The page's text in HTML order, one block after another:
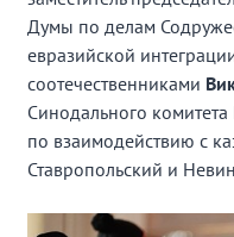
Думы по делам
евразийской
соотечественниками
Синодального
по взаимодействию с
Ставропольский и